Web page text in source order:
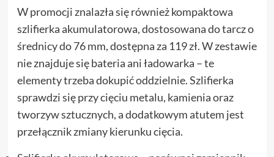
W promocji znalazła się również kompaktowa
szlifierka akumulatorowa, dostosowana do tarcz o
średnicy do 76 mm, dostępna za 119 zł. W zestawie
nie znajduje się bateria ani ładowarka – te
elementy trzeba dokupić oddzielnie. Szlifierka
sprawdzi się przy cięciu metalu, kamienia oraz
tworzyw sztucznych, a dodatkowym atutem jest
przełącznik zmiany kierunku cięcia.